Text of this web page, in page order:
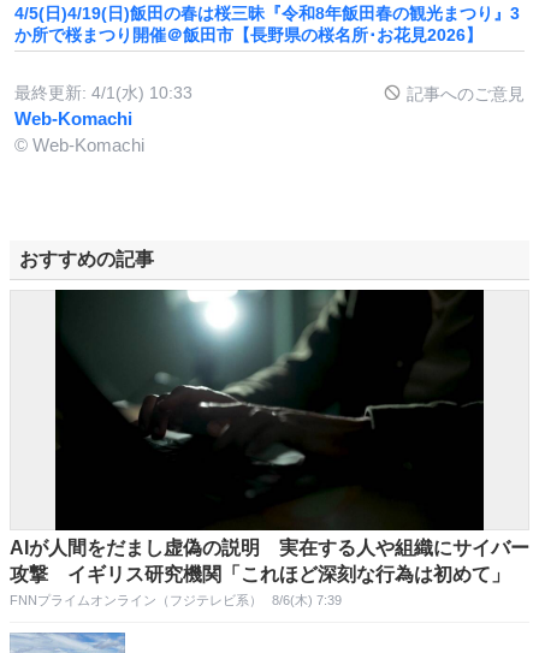
4/5(日)4/19(日)飯田の春は桜三昧『令和8年飯田春の観光まつり』3
か所で桜まつり開催＠飯田市【長野県の桜名所･お花見2026】
最終更新: 4/1(水) 10:33 記事へのご意見
Web-Komachi
© Web-Komachi
おすすめの記事
AIが人間をだまし虚偽の説明 実在する人や組織にサイバー
攻撃 イギリス研究機関「これほど深刻な行為は初めて」
FNNプライムオンライン（フジテレビ系） 8/6(木) 7:39